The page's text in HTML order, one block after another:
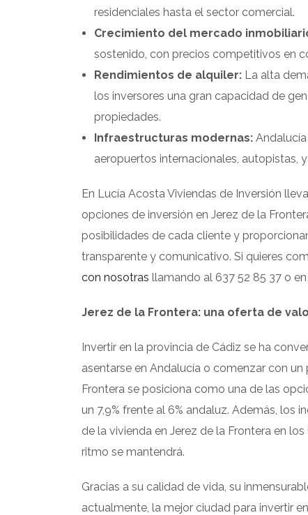
residenciales hasta el sector comercial.
Crecimiento del mercado
sostenido, con precios competitivos en
Rendimientos de alquiler: La alta
los inversores una gran capacidad de
propiedades.
Infraestructuras modernas:
aeropuertos internacionales, autopistas,
En Lucía Acosta Viviendas de Inversión
opciones de inversión en Jerez de la
posibilidades de cada cliente y
transparente y comunicativo. Si quieres
con nosotras llamando al 637 52 85 37 o en
Jerez de la Frontera: una oferta de
Invertir en la provincia de Cádiz se ha
asentarse en Andalucía o comenzar con
Frontera se posiciona como una de las
un 7,9% frente al 6% andaluz. Además, los
de la vivienda en Jerez de la Frontera en
ritmo se mantendrá.
Gracias a su calidad de vida, su
actualmente, la mejor ciudad para invertir